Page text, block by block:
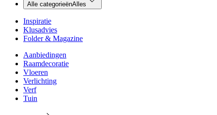
Alle categorieënAlles
Inspiratie
Klusadvies
Folder & Magazine
Aanbiedingen
Raamdecoratie
Vloeren
Verlichting
Verf
Tuin